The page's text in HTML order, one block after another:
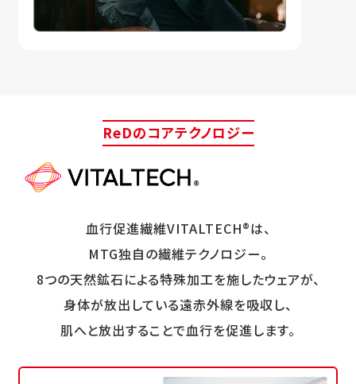
ReDのコアテクノロジー
血行促進繊維VITALTECH®は、
MTG独自の繊維テクノロジー。
8つの天然鉱石による特殊加工を施したウェアが、
身体が放出している遠赤外線を吸収し、
肌へと放出することで血行を促進します。